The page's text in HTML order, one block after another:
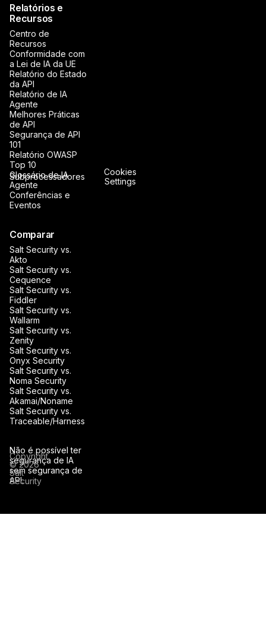
Relatórios e
Recursos
Centro de
Recursos
Conformidade com
a Lei de IA da UE
Relatório do Estado
da API
Relatório de IA
Agente
Melhores Práticas
de API
Segurança de API
101
Relatório OWASP
Top 10
Glossário de IA
Agente
Conferências e
Eventos
Não é possível ter
segurança de IA
sem segurança de
API.
Comparar
Salt Security vs.
Akto
Salt Security vs.
Cequence
Salt Security vs.
Fiddler
Salt Security vs.
Wallarm
Salt Security vs.
Zenity
Salt Security vs.
Onyx Security
Salt Security vs.
Noma Security
Salt Security vs.
Akamai/Noname
Salt Security vs.
Traceable/Harness
Subprocessadores
Cookies
Settings
Copyright
© 2026
Salt
Security